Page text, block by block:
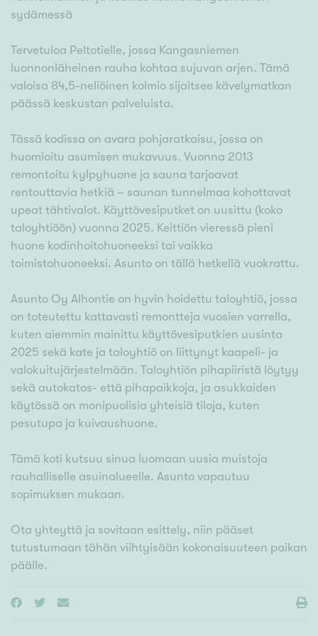
sydämessä
Tervetuloa Peltotielle, jossa Kangasniemen
luonnonläheinen rauha kohtaa sujuvan arjen. Tämä
valoisa 84,5-neliöinen kolmio sijaitsee kävelymatkan
päässä keskustan palveluista.
Tässä kodissa on avara pohjaratkaisu, jossa on
huomioitu asumisen mukavuus. Vuonna 2013
remontoitu kylpyhuone ja sauna tarjoavat
rentouttavia hetkiä – saunan tunnelmaa kohottavat
upeat tähtivalot. Käyttövesiputket on uusittu (koko
taloyhtiöön) vuonna 2025. Keittiön vieressä pieni
huone kodinhoitohuoneeksi tai vaikka
toimistohuoneeksi. Asunto on tällä hetkellä vuokrattu.
Asunto Oy Alhontie on hyvin hoidettu taloyhtiö, jossa
on toteutettu kattavasti remontteja vuosien varrella,
kuten aiemmin mainittu käyttövesiputkien uusinta
2025 sekä kate ja taloyhtiö on liittynyt kaapeli- ja
valokuitujärjestelmään. Taloyhtiön pihapiiristä löytyy
sekä autokatos- että pihapaikkoja, ja asukkaiden
käytössä on monipuolisia yhteisiä tiloja, kuten
pesutupa ja kuivaushuone.
Tämä koti kutsuu sinua luomaan uusia muistoja
rauhalliselle asuinalueelle. Asunto vapautuu
sopimuksen mukaan.
Ota yhteyttä ja sovitaan esittely, niin pääset
tutustumaan tähän viihtyisään kokonaisuuteen paikan
päälle.